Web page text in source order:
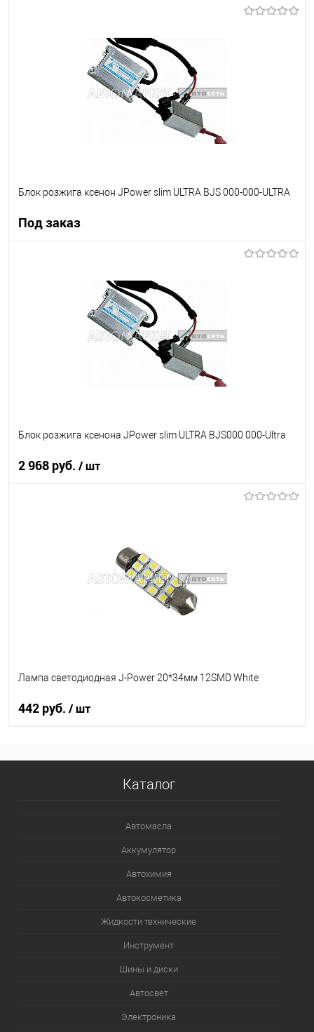
Блок розжига ксенон JPower slim ULTRA BJS 000-000-ULTRA
Под заказ
Блок розжига ксенона JPower slim ULTRA BJS000 000-Ultra
2 968 руб. / шт
Лампа светодиодная J-Power 20*34мм 12SMD White
442 руб. / шт
Каталог
Автомасла
Аккумулятор
Автохимия
Автокосметика
Жидкости технические
Инструмент
Шины и диски
Автосвет
Электроника